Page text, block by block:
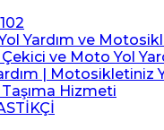
Yardım ve
ve Moto Yol
| Motosikletiniz
Hizmeti